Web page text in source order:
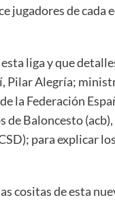
jugadores de
liga y que
Pilar Alegría;
la Federación
de Baloncesto
para explicar
cositas de esta